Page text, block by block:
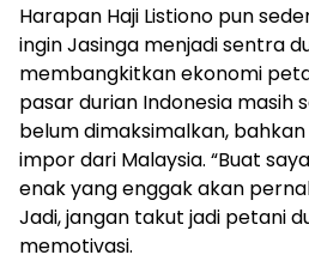
Harapan Haji Listiono pun
ingin Jasinga menjadi sentra
membangkitkan ekonomi
pasar durian Indonesia masih
belum dimaksimalkan,
impor dari Malaysia. “Buat
enak yang enggak akan
Jadi, jangan takut jadi petani
memotivasi.